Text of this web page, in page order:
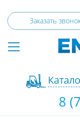
Заказать
8